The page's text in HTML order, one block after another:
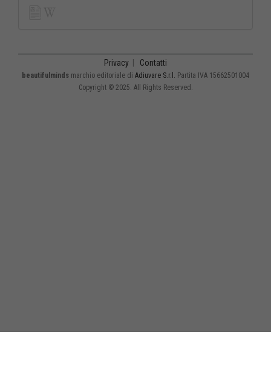
Privacy Contatti
beautifulminds marchio editoriale di Adiuvare S.r.l. Partita IVA 15662501004
Copyright © 2025. All Rights Reserved.